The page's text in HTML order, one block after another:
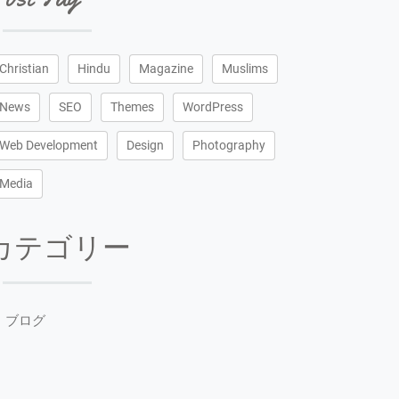
Christian Hindu Magazine Muslims
News SEO Themes WordPress
Web Development Design Photography
Media
テゴリー
ブログ